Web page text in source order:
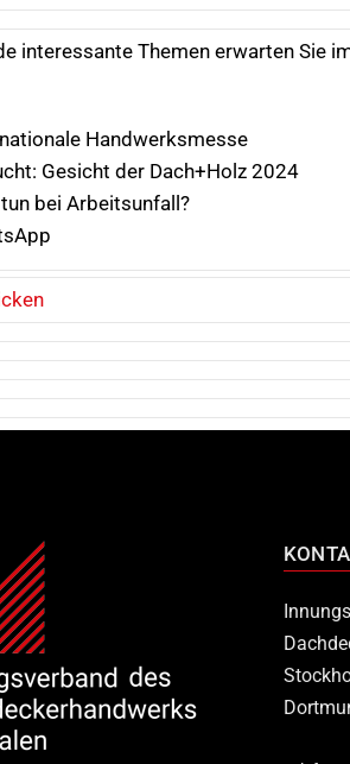
interessante Themen erwarten Sie
Handwerksmesse
Gesicht der Dach+Holz 2024
bei Arbeitsunfall?